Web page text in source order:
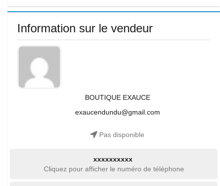
Information sur le vendeur
BOUTIQUE EXAUCE
exaucendundu@gmail.com
Pas disponible
xxxxxxxxxx
Cliquez pour afficher le numéro de téléphone